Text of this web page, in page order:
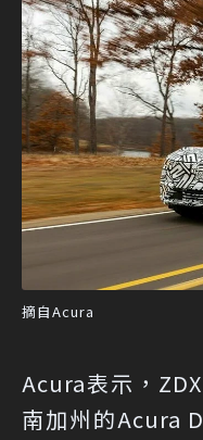
摘自Acura
Acura表示，
南加州的Acura